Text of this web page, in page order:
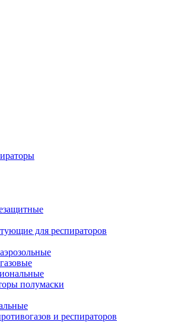
для респираторов
полумаски
и респираторов